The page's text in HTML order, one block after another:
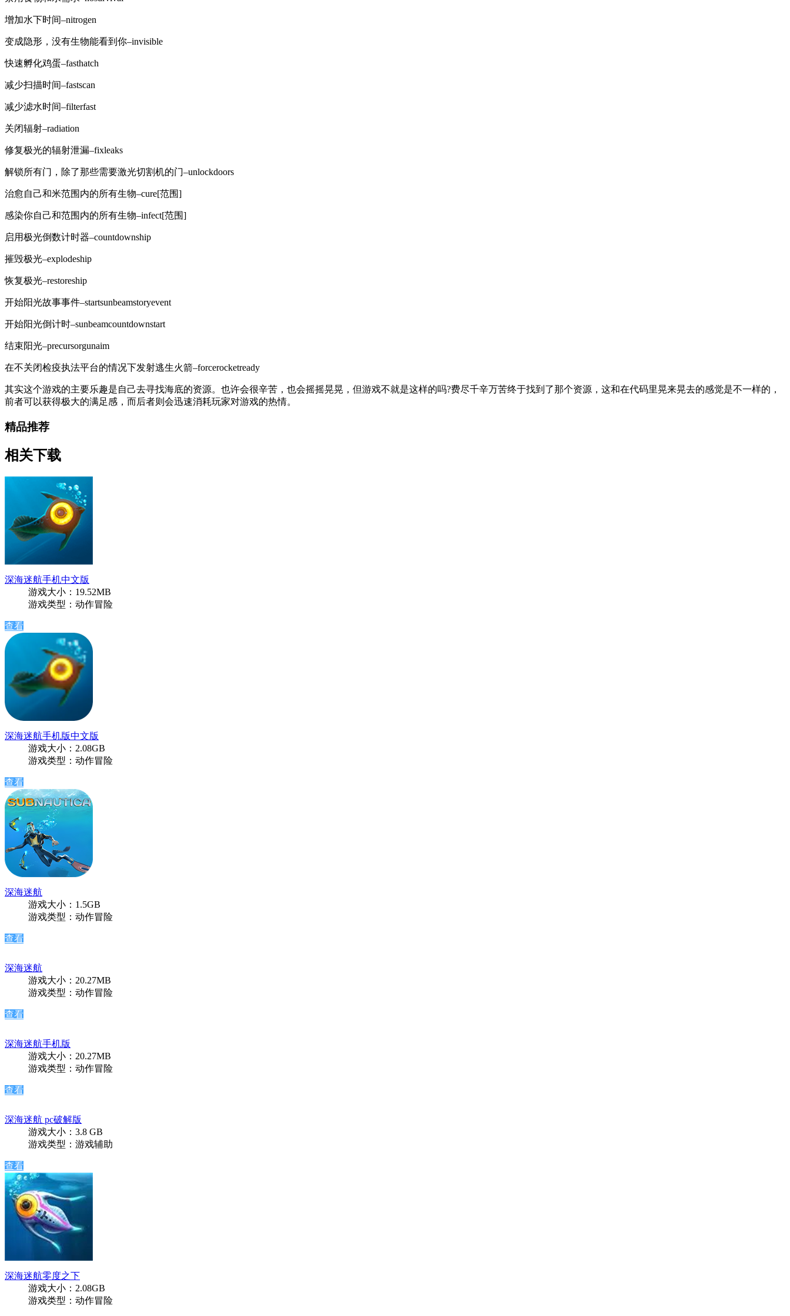
增加水下时间–nitrogen
变成隐形，没有生物能看到你–invisible
快速孵化鸡蛋–fasthatch
减少扫描时间–fastscan
减少滤水时间–filterfast
关闭辐射–radiation
修复极光的辐射泄漏–fixleaks
解锁所有门，除了那些需要激光切割机的门–unlockdoors
治愈自己和米范围内的所有生物–cure[范围]
感染你自己和范围内的所有生物–infect[范围]
启用极光倒数计时器–countdownship
摧毁极光–explodeship
恢复极光–restoreship
开始阳光故事事件–startsunbeamstoryevent
开始阳光倒计时–sunbeamcountdownstart
结束阳光–precursorgunaim
在不关闭检疫执法平台的情况下发射逃生火箭–forcerocketready
其实这个游戏的主要乐趣是自己去寻找海底的资源。也许会很辛苦，也会摇摇晃晃，但游戏不就是这样的吗?费尽千辛万苦终于找到了那个资源，这和在代码里晃来晃去的感觉是不一样的，
前者可以获得极大的满足感，而后者则会迅速消耗玩家对游戏的热情。
精品推荐
相关下载
深海迷航手机中文版
游戏大小：19.52MB
游戏类型：动作冒险
查看
深海迷航手机版中文版
游戏大小：2.08GB
游戏类型：动作冒险
查看
深海迷航
游戏大小：1.5GB
游戏类型：动作冒险
查看
深海迷航
游戏大小：20.27MB
游戏类型：动作冒险
查看
深海迷航手机版
游戏大小：20.27MB
游戏类型：动作冒险
查看
深海迷航 pc破解版
游戏大小：3.8 GB
游戏类型：游戏辅助
查看
深海迷航零度之下
游戏大小：2.08GB
游戏类型：动作冒险